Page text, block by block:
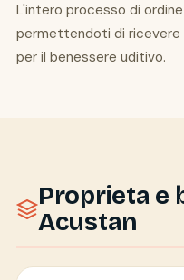
L'intero processo di
permettendoti di
per il benessere uditivo.
Proprieta e
Acustan